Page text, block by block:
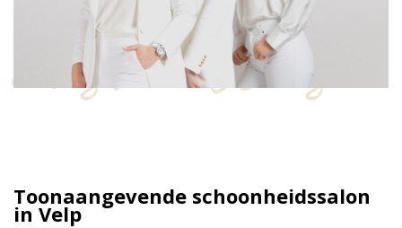
cosmetics
Toonaangevende schoonheidssalon
in Velp